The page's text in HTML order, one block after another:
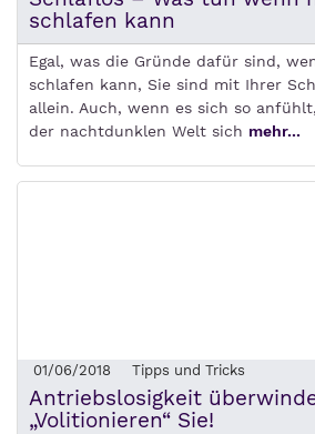
schlafen kann
Egal, was die Gründe dafür sind,
schlafen kann, Sie sind mit Ihrer
allein. Auch, wenn es sich so
der nachtdunklen Welt sich mehr...
01/06/2018 Tipps und Tricks
Antriebslosigkeit
„Volitionieren“ Sie!